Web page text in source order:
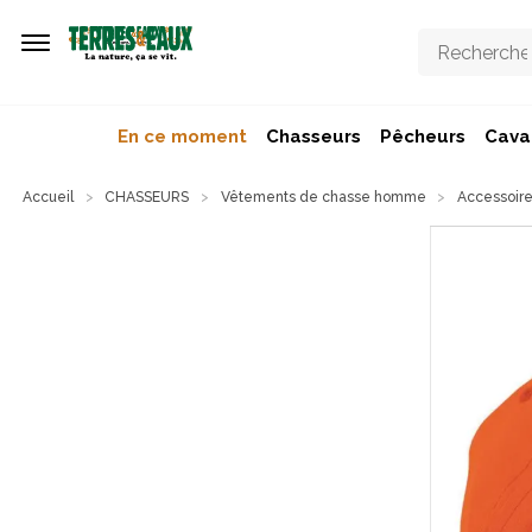
En ce moment Chasseurs Pêcheurs
Accueil CHASSEURS Vêtements de chasse homme